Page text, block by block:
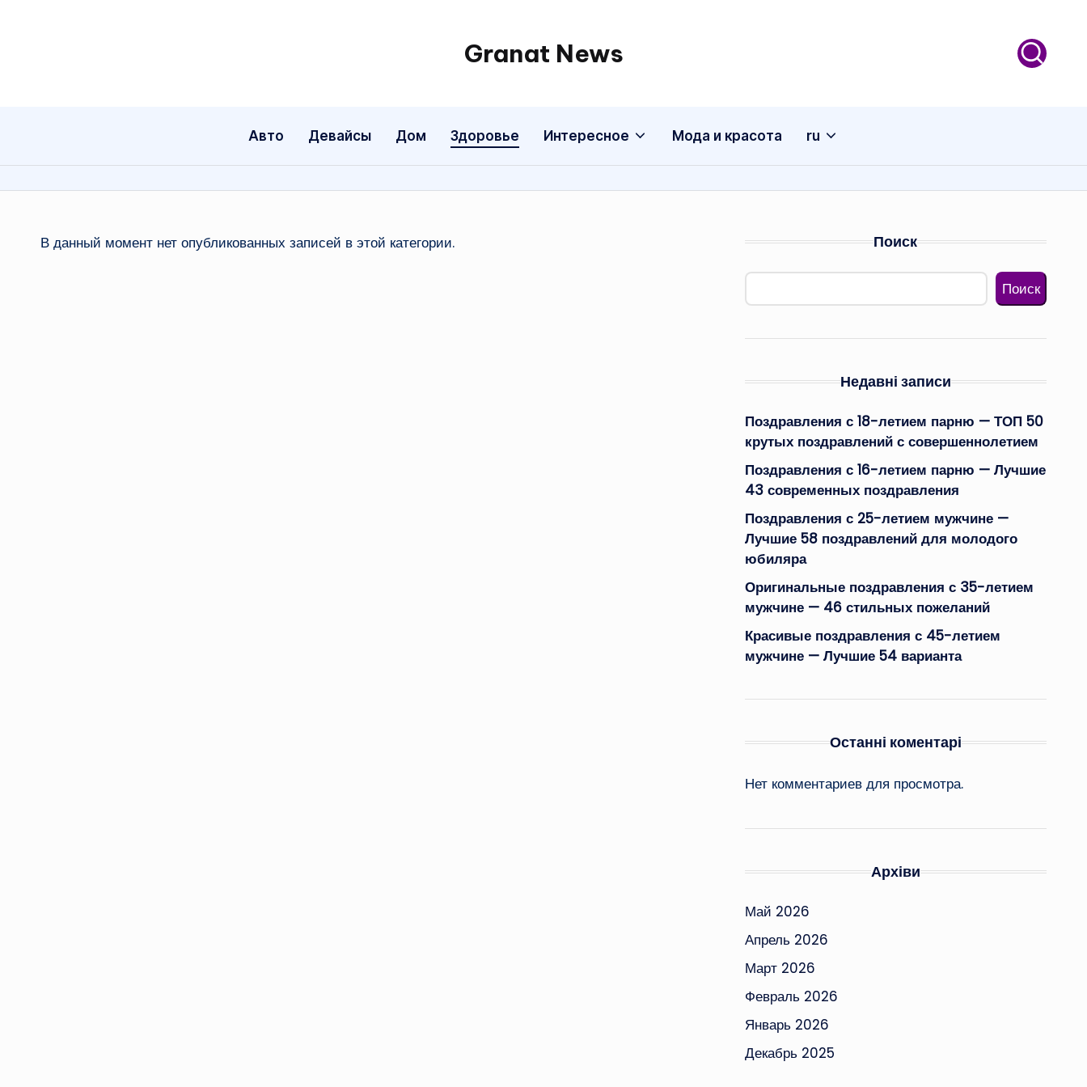
Granat News
Авто Девайсы Дом Здоровье Интересное Мода и красота ru
В данный момент нет опубликованных записей в этой категории. Поиск
Поиск
Недавні записи
Поздравления с 18-летием парню — ТОП 50
крутых поздравлений с совершеннолетием
Поздравления с 16-летием парню — Лучшие
43 современных поздравления
Поздравления с 25-летием мужчине —
Лучшие 58 поздравлений для молодого
юбиляра
Оригинальные поздравления с 35-летием
мужчине — 46 стильных пожеланий
Красивые поздравления с 45-летием
мужчине — Лучшие 54 варианта
Останні коментарі
Нет комментариев для просмотра.
Архіви
Май 2026
Апрель 2026
Март 2026
Февраль 2026
Январь 2026
Декабрь 2025